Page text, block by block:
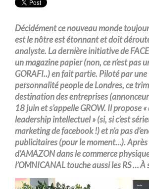
Décidémentce nouveau monde
estle nôtreest étonnant et doit
analyste. La dernière initiative de
un magazine papier (non, ce n’est pas
GORAFI..) en fait partie. Piloté parune
personnalitépeoplede Londres, ce
destination des entreprises
18 juin et s’appelle GROW. Il propose
leadership intellectuel » (si, si c’est
marketing de facebook !) et n’a pas
publicitaires (pour le moment…). Après
d’AMAZONdans le commerce
l’OMNICANAL touche aussi les RS … À